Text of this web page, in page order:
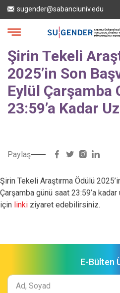
Ana
içeriğe
atla
sugender@sabanciuniv.edu
Şirin Tekeli
2025’in Son
Eylül Çarşamba
23:59’a Kadar
Paylaş
Şirin Tekeli Araştırma Ödülü
Çarşamba günü saat 23:59’a kadar
için linki ziyaret edebilirsiniz.
E-Bülten
Ad
Soyad